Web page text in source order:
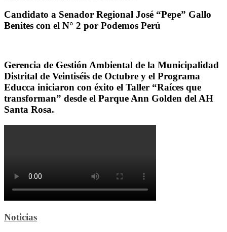
Candidato a Senador Regional José “Pepe” Gallo
Benites con el N° 2 por Podemos Perú
Gerencia de Gestión Ambiental de la Municipalidad
Distrital de Veintiséis de Octubre y el Programa
Educca iniciaron con éxito el Taller “Raíces que
transforman” desde el Parque Ann Golden del AH
Santa Rosa.
Noticias